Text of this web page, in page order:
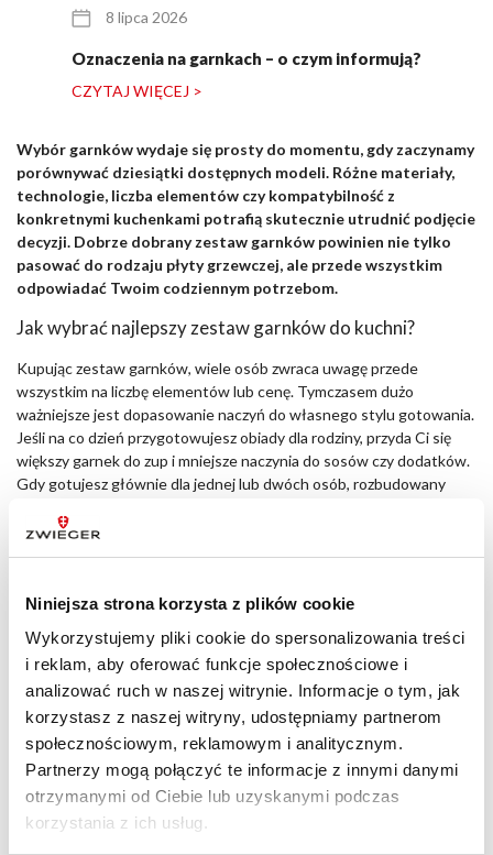
Niniejsza strona korzysta z plików cookie
Wykorzystujemy pliki cookie do spersonalizowania treści
i reklam, aby oferować funkcje społecznościowe i
analizować ruch w naszej witrynie. Informacje o tym, jak
korzystasz z naszej witryny, udostępniamy partnerom
społecznościowym, reklamowym i analitycznym.
Partnerzy mogą połączyć te informacje z innymi danymi
otrzymanymi od Ciebie lub uzyskanymi podczas
korzystania z ich usług.
8 lipca 2026
Oznaczenia na garnkach – o czym informują?
CZYTAJ WIĘCEJ >
Wybór garnków wydaje się prosty do momentu, gdy zaczynamy
porównywać dziesiątki dostępnych modeli. Różne materiały,
technologie, liczba elementów czy kompatybilność z
konkretnymi kuchenkami potrafią skutecznie utrudnić podjęcie
decyzji. Dobrze dobrany zestaw garnków powinien nie tylko
pasować do rodzaju płyty grzewczej, ale przede wszystkim
odpowiadać Twoim codziennym potrzebom.
Jak wybrać najlepszy zestaw garnków do kuchni?
Kupując zestaw garnków, wiele osób zwraca uwagę przede
wszystkim na liczbę elementów lub cenę. Tymczasem dużo
ważniejsze jest dopasowanie naczyń do własnego stylu gotowania.
Jeśli na co dzień przygotowujesz obiady dla rodziny, przyda Ci się
większy garnek do zup i mniejsze naczynia do sosów czy dodatków.
Gdy gotujesz głównie dla jednej lub dwóch osób, rozbudowany
Warto również sprawdzić, z jakich materiałów wykonano naczynia
równomierne rozprowadzanie ciepła, efektywność gotowania i
posłużyć przez wiele lat, dlatego przed zakupem warto poświęcić
chwilę na analizę parametrów technicznych, a nie kierować się
wyłącznie wyglądem.
Zestaw garnków na indukcję, gaz i płytę ceramiczną
Obecnie większość producentów oferuje uniwersalne rozwiązania
współpracujące z różnymi rodzajami kuchenek. Mimo to warto
wiedzieć, że nie każdy zestaw garnków na indukcję